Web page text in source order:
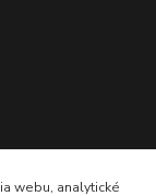
webu, analytické